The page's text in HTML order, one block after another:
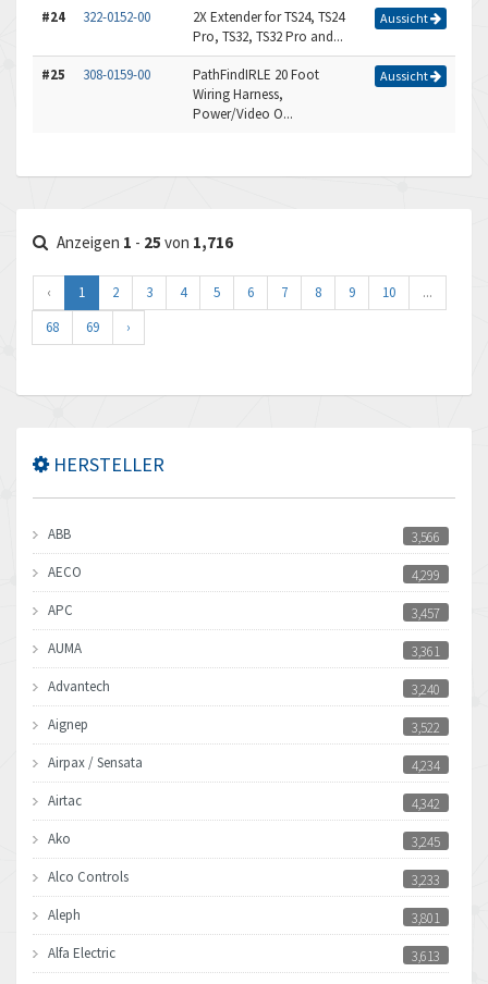
#24 322-0152-00
2X Extender for TS24, TS24
Pro, TS32, TS32 Pro and...
Aussicht
#25 308-0159-00
PathFindIRLE 20 Foot
Wiring Harness,
Power/Video O...
Aussicht
Anzeigen 1 - 25 von 1,716
‹ 1 2 3 4 5 6 7 8 9 10
...
68
69 ›
HERSTELLER
ABB
3,566
AECO
4,299
APC
3,457
AUMA
3,361
Advantech
3,240
Aignep
3,522
Airpax / Sensata
4,234
Airtac
4,342
Ako
3,245
Alco Controls
3,233
Aleph
3,801
Alfa Electric
3,613